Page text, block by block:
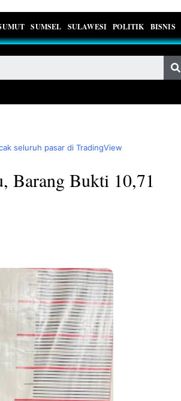
SUMSEL SULAWESI POLITIK BISNIS
seluruh pasar di TradingView
Barang Bukti 10,71